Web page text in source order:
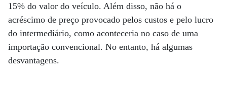
15% do valor do veículo. Além disso, não há o
acréscimo de preço provocado pelos custos e pelo lucro
do intermediário, como aconteceria no caso de uma
importação convencional. No entanto, há algumas
desvantagens.